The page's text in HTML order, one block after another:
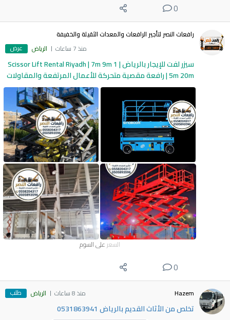
0
رافعات النصر لتأجير الرافعات والمعدات الثقيلة والخفيفة
منذ 7 ساعات
الرياض عرض
سيزر لفت للإيجار بالرياض | Scissor Lift Rental Riyadh | 7m 9m 1
5m 20m | رافعة مقصية متحركة للأعمال المرتفعة والمقاولات
السعر على السوم
0
Hazem منذ 8 ساعات الرياض طلب
تخلص من الأثاث القديم بالرياض 0531863941